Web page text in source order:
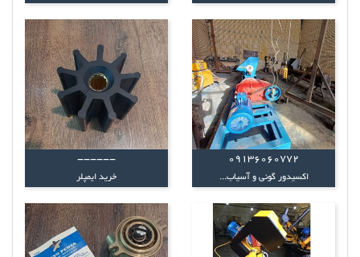
09136060772
اکسیدور گونی و آسیاب...
------
خرید ایمپلر